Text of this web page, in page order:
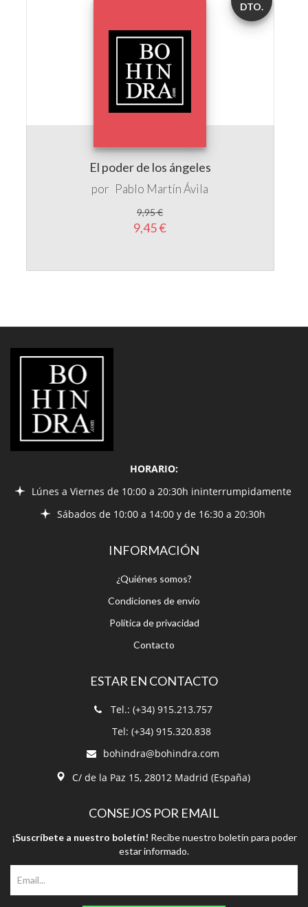
El poder de los ángeles
por Pablo Martín Ávila
9,95 €
9,45 €
DTO.
LIBRERÍA
BOHINDRA
HORARIO:
Lúnes a Viernes de 10:00 a 20:30h ininterrumpidamente
Sábados de 10:00 a 14:00 y de 16:30 a 20:30h
INFORMACIÓN
¿Quiénes somos?
Condiciones de envío
Política de privacidad
Contacto
ESTAR EN CONTACTO
Tel.: (+34) 915.213.757
Tel: (+34) 915.320.838
bohindra@bohindra.com
C/ de la Paz 15, 28012 Madrid (España)
CONSEJOS POR EMAIL
¡Suscríbete a nuestro boletín! Recibe nuestro boletín para poder
estar informado.